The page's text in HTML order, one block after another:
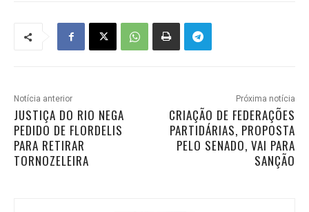
Notícia anterior
JUSTIÇA DO RIO NEGA
PEDIDO DE FLORDELIS
PARA RETIRAR
TORNOZELEIRA
Próxima notícia
CRIAÇÃO DE FEDERAÇÕES
PARTIDÁRIAS, PROPOSTA
PELO SENADO, VAI PARA
SANÇÃO